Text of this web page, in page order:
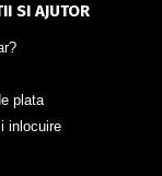
SI AJUTOR
plata
inlocuire